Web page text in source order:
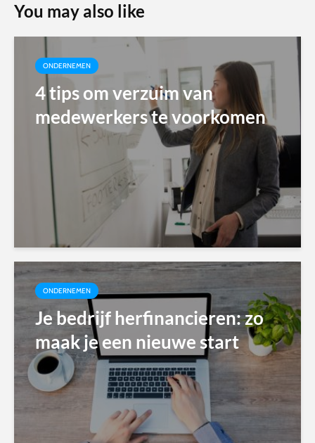
You may also like
ONDERNEMEN
4 tips om verzuim van
medewerkers te voorkomen
ONDERNEMEN
Je bedrijf herfinancieren: zo
maak je een nieuwe start